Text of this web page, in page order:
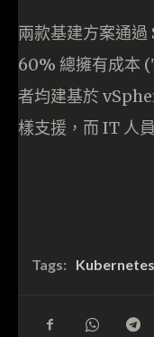
兩款基建方案通過
60% 總擁有成本
者均建基於
樣支援，而 IT 人
Tags: Kubernetes